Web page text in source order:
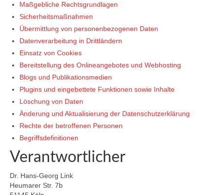
Maßgebliche Rechtsgrundlagen
Sicherheitsmaßnahmen
Übermittlung von personenbezogenen Daten
Datenverarbeitung in Drittländern
Einsatz von Cookies
Bereitstellung des Onlineangebotes und Webhosting
Blogs und Publikationsmedien
Plugins und eingebettete Funktionen sowie Inhalte
Löschung von Daten
Änderung und Aktualisierung der Datenschutzerklärung
Rechte der betroffenen Personen
Begriffsdefinitionen
Verantwortlicher
Dr. Hans-Georg Link
Heumarer Str. 7b